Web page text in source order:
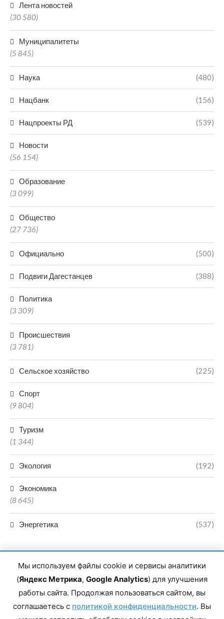
Лента новостей
(30 580)
Муниципалитеты
(5 845)
Наука (480)
Нацбанк (156)
Нацпроекты РД (539)
Новости
(56 154)
Образование
(3 099)
Общество
(27 736)
Официально (500)
Подвиги Дагестанцев (388)
Политика
(3 309)
Происшествия
(3 781)
Сельское хозяйство (225)
Спорт
(9 804)
Туризм
(1 344)
Экология (192)
Экономика
(8 645)
Энергетика (537)
Главный редактор сетевого издания Магомаев Тимур Нухович.
Контакты редакции: 8(988)-292-94-34 Почта: vestiskfo@gmail.com По
Мы используем файлы cookie и сервисы аналитики
(Яндекс Метрика, Google Analytics) для улучшения
работы сайта. Продолжая пользоваться сайтом, вы
соглашаетесь с политикой конфиденциальности. Вы